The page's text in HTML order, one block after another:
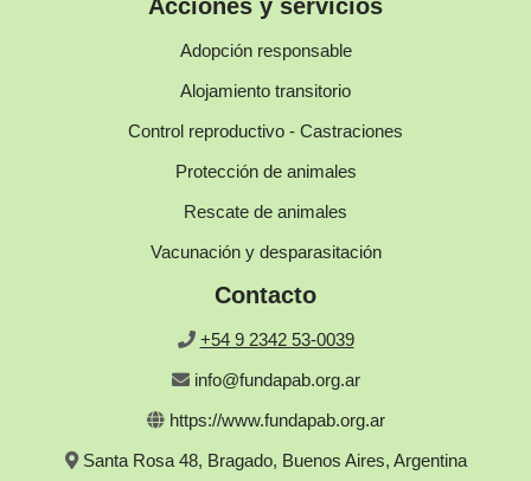
Acciones y servicios
Adopción responsable
Alojamiento transitorio
Control reproductivo - Castraciones
Protección de animales
Rescate de animales
Vacunación y desparasitación
Contacto
+54 9 2342 53-0039
info@fundapab.org.ar
https://www.fundapab.org.ar
Santa Rosa 48, Bragado, Buenos Aires, Argentina